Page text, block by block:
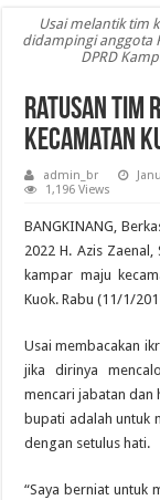
Usai melantik tim
didampingi anggota
DPRD
Ratusan Tim
Kecamatan
admin_br
1,196 Views
BANGKINANG,
2022 H. Azis
kampar maju
Kuok. Rabu (11/1/
Usai membacakan
jika dirinya
mencari jabatan dan
bupati adalah untuk
dengan setulus hati.
“Saya berniat untuk